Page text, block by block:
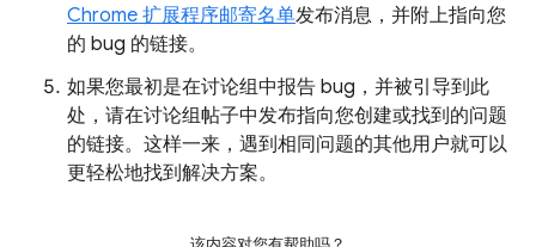
Chrome 扩展程序邮寄名单发布消息，并附上指向您
的 bug 的链接。
如果您最初是在讨论组中报告 bug，并被引导到此
处，请在讨论组帖子中发布指向您创建或找到的问题
的链接。这样一来，遇到相同问题的其他用户就可以
更轻松地找到解决方案。